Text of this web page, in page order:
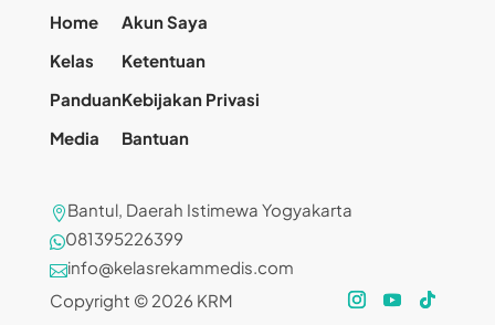
Home
Kelas
Panduan
Media
Akun Saya
Ketentuan
Kebijakan Privasi
Bantuan
Bantul, Daerah Istimewa Yogyakarta
081395226399
info@kelasrekammedis.com
Copyright © 2026 KRM